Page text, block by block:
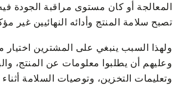
المعالجة أو كان مستوى مراقبة الجودة
تصبح سلامة المنتج وأدائه النهائيين غير
ولهذا السبب ينبغي على المشترين اختيار
وعليهم أن يطلبوا معلومات عن المنتج،
وتعليمات التخزين، وتوصيات السلامة أثناء